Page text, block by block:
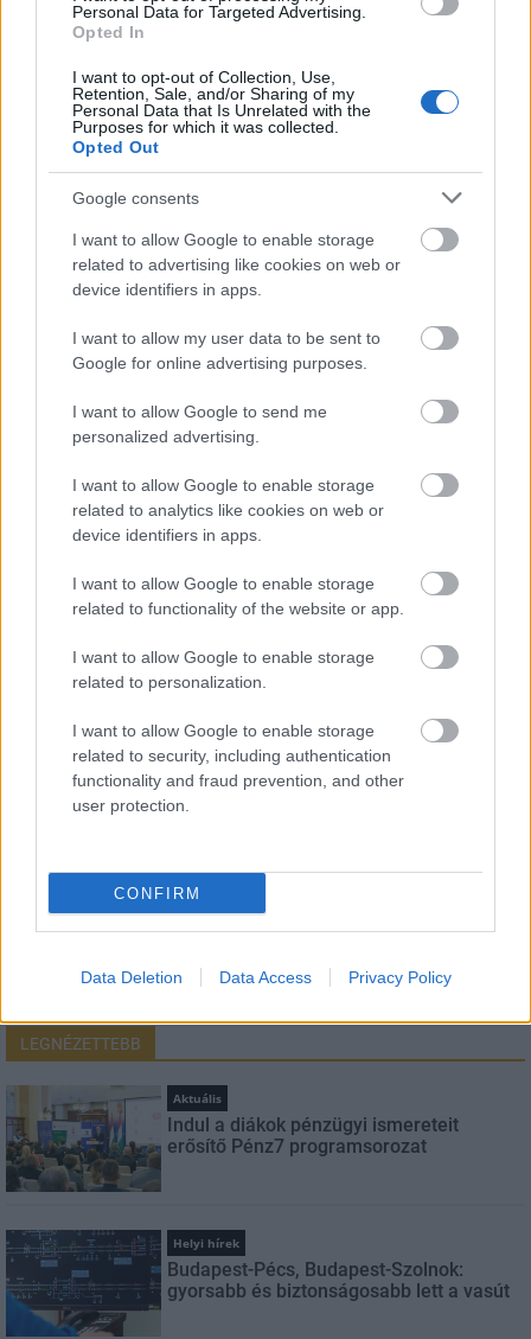
Personal Data for Targeted Advertising.
Opted In
I want to opt-out of Collection, Use,
Retention, Sale, and/or Sharing of my
Personal Data that Is Unrelated with the
Purposes for which it was collected.
Opted Out
Google consents
I want to allow Google to enable storage
related to advertising like cookies on web or
device identifiers in apps.
I want to allow my user data to be sent to
Google for online advertising purposes.
I want to allow Google to send me
personalized advertising.
I want to allow Google to enable storage
related to analytics like cookies on web or
device identifiers in apps.
I want to allow Google to enable storage
related to functionality of the website or app.
I want to allow Google to enable storage
related to personalization.
I want to allow Google to enable storage
related to security, including authentication
functionality and fraud prevention, and other
user protection.
CONFIRM
Data Deletion Data Access Privacy Policy
középpontba.
Történelmi táj, amelynek minden köve
mesél – megújul a tatai Angolkert
M1 bővítés: már zajlik a teljesen új
Új gyalogosátkelők és jelzőlámpás
csomópont épül Angyalföldön
Hódmezővásárhely jó hírű református
iskoláját
E-mail cím
Feliratkozom a hírlevélre és elfogadom azadatvédelmi
szabályzatot!
LEGNÉZETTEBB
Aktuális
Indul a diákok pénzügyi ismereteit
erősítő Pénz7 programsorozat
Helyi hírek
Budapest-Pécs, Budapest-Szolnok:
gyorsabb és biztonságosabb lett a vasút